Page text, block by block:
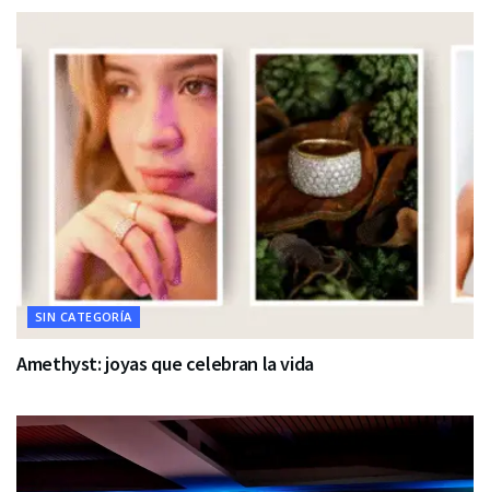
SIN CATEGORÍA
Amethyst: joyas que celebran la vida